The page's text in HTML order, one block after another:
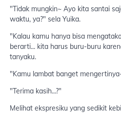
"Tidak mungkin~ Ayo kita santai
waktu, ya?" sela Yuika.
"Kalau kamu hanya bisa
berarti... kita harus buru-buru
tanyaku.
"Kamu lambat banget
"Terima kasih...?"
Melihat ekspresiku yang sedikit